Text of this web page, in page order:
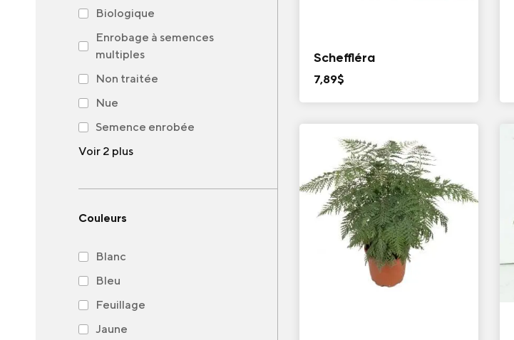
Biologique
Enrobage à semences
multiples
Non traitée
Nue
Semence enrobée
Voir 2 plus
Couleurs
Blanc
Bleu
Feuillage
Jaune
Scheffléra
7,89$